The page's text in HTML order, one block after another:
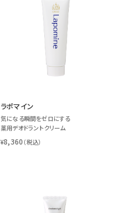
ラポマイン
気になる瞬間をゼロにする
薬用デオドラントクリーム
¥8,360 （税込）